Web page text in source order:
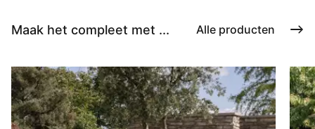
Maak het compleet met ... Alle producten